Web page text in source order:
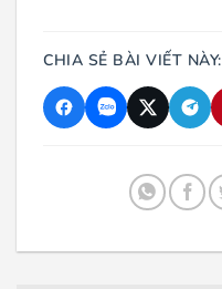
CHIA SẺ BÀI VIẾT NÀY: